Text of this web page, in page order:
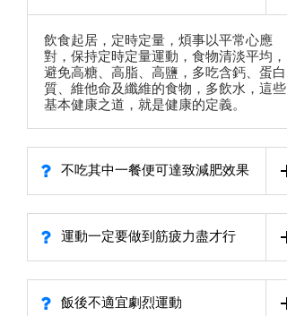
飲食起居，定時定量，煩事以平常心應
對，保持定時定量運動，食物清淡平均，
避免高糖、高脂、高鹽，多吃含鈣、蛋白
質、維他命及纖維的食物，多飲水，這些
基本健康之道，就是健康的定義。
不吃其中一餐便可達致減肥效果
運動一定要做到筋疲力盡才行
飯後不適宜劇烈運動